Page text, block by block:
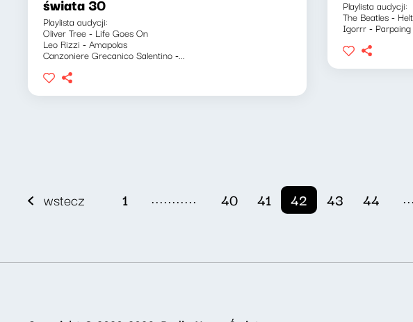
świata 30
Playlista audycji:
Oliver Tree - Life Goes On
Leo Rizzi - Amapolas
Canzoniere Grecanico Salentino -...
Playlista audycji:
The Beatles -
Igorrr - Parpaing
wstecz 1 ........... 40 41 42 43 44